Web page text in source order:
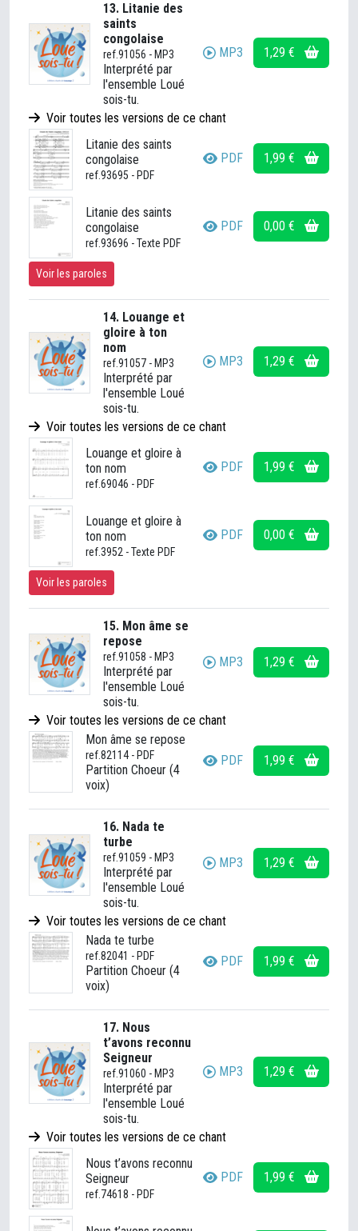
13. Litanie des
saints
congolaise
ref.91056 - MP3
Interprété par
l'ensemble Loué
sois-tu.
MP3 1,29 €
Voir toutes les versions de ce chant
Litanie des saints
congolaise
ref.93695 - PDF
PDF 1,99 €
Litanie des saints
congolaise
ref.93696 - Texte PDF
PDF 0,00 €
Voir les paroles
14. Louange et
gloire à ton
nom
ref.91057 - MP3
Interprété par
l'ensemble Loué
sois-tu.
MP3 1,29 €
Voir toutes les versions de ce chant
Louange et gloire à
ton nom
ref.69046 - PDF
PDF 1,99 €
Louange et gloire à
ton nom
ref.3952 - Texte PDF
PDF 0,00 €
Voir les paroles
15. Mon âme se
repose
ref.91058 - MP3
Interprété par
l'ensemble Loué
sois-tu.
MP3 1,29 €
Voir toutes les versions de ce chant
Mon âme se repose
ref.82114 - PDF
Partition Choeur (4
voix)
PDF 1,99 €
16. Nada te
turbe
ref.91059 - MP3
Interprété par
l'ensemble Loué
sois-tu.
MP3 1,29 €
Voir toutes les versions de ce chant
Nada te turbe
ref.82041 - PDF
Partition Choeur (4
voix)
PDF 1,99 €
17. Nous
t’avons reconnu
Seigneur
ref.91060 - MP3
Interprété par
l'ensemble Loué
sois-tu.
MP3 1,29 €
Voir toutes les versions de ce chant
Nous t’avons reconnu
Seigneur
ref.74618 - PDF
PDF 1,99 €